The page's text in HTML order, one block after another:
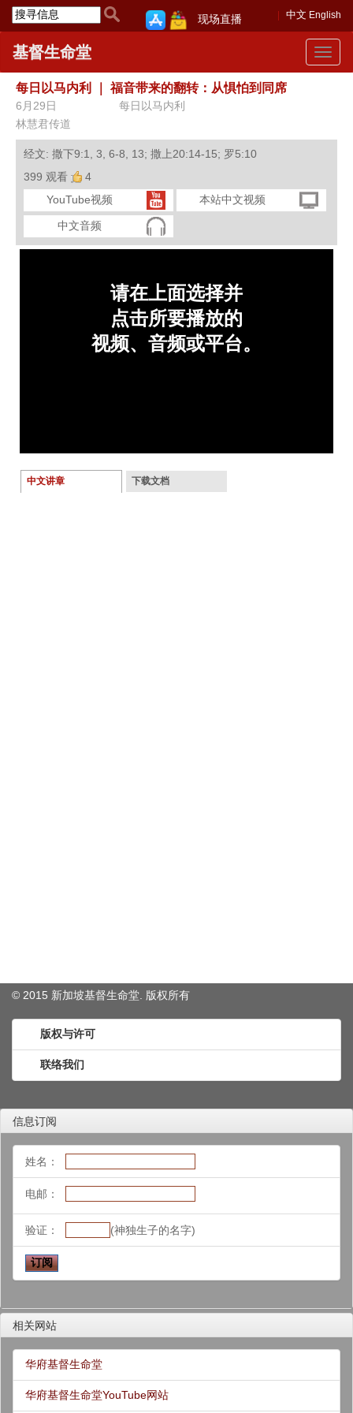
中文 English
现场直播
Toggle
基督生命堂
每日以马内利 福音带来的翻转：从惧怕到同席
6月29日
每日以马内利
林慧君传道
经文: 撒下9:1, 3, 6-8, 13; 撒上20:14-15; 罗5:10
399 观看
4
YouTube视频
本站中文视频
中文音频
中文讲章 下载文档
© 2015 新加坡基督生命堂. 版权所有
版权与许可
联络我们
信息订阅
姓名：
电邮：
验证： (神独生子的名字)
相关网站
华府基督生命堂
华府基督生命堂YouTube网站